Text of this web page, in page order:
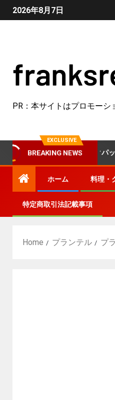
2026年8月7日
PR：本サイトはプロモーシ
EXCLUSIVE
BREAKING NEWS
クックパッドで人
ホーム 料理・
特定商取引法記載事項
Home プランテル プ